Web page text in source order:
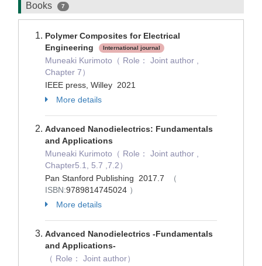
Books 7
Polymer Composites for Electrical
Engineering
International journal
Muneaki Kurimoto（ Role： Joint author ,
Chapter 7）
IEEE press, Willey 2021
More details
Advanced Nanodielectrics: Fundamentals
and Applications
Muneaki Kurimoto（ Role： Joint author ,
Chapter5.1, 5.7 ,7.2）
Pan Stanford Publishing 2017.7
（
ISBN:9789814745024 ）
More details
Advanced Nanodielectrics -Fundamentals
and Applications-
（ Role： Joint author）